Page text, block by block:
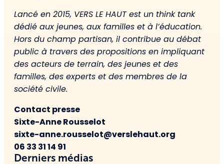
Lancé en 2015, VERS LE HAUT est un think tank
dédié aux jeunes, aux familles et à l’éducation.
Hors du champ partisan, il contribue au débat
public à travers des propositions en impliquant
des acteurs de terrain, des jeunes et des
familles, des experts et des membres de la
société civile.
Contact presse
Sixte-Anne Rousselot
sixte-anne.rousselot@verslehaut.org
06 33 31 14 91
Derniers médias